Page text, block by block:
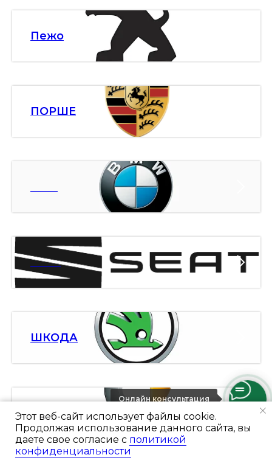
Этот веб-сайт использует файлы cookie.
Продолжая использование данного сайта, вы
даете свое согласие с политикой
конфиденциальности
Онлайн консультация
Ремонт и цены Портфолио
Пежо
ПОРШЕ
СЕАТ
ШКОДА
СМАРТ